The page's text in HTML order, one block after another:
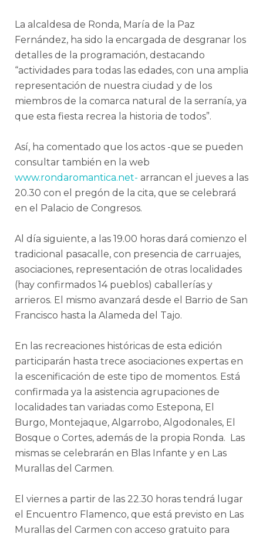
La alcaldesa de Ronda, María de la Paz
Fernández, ha sido la encargada de desgranar los
detalles de la programación, destacando
“actividades para todas las edades, con una amplia
representación de nuestra ciudad y de los
miembros de la comarca natural de la serranía, ya
que esta fiesta recrea la historia de todos”.
Así, ha comentado que los actos -que se pueden
consultar también en la web
www.rondaromantica.net- arrancan el jueves a las
20.30 con el pregón de la cita, que se celebrará
en el Palacio de Congresos.
Al día siguiente, a las 19.00 horas dará comienzo el
tradicional pasacalle, con presencia de carruajes,
asociaciones, representación de otras localidades
(hay confirmados 14 pueblos) caballerías y
arrieros. El mismo avanzará desde el Barrio de San
Francisco hasta la Alameda del Tajo.
En las recreaciones históricas de esta edición
participarán hasta trece asociaciones expertas en
la escenificación de este tipo de momentos. Está
confirmada ya la asistencia agrupaciones de
localidades tan variadas como Estepona, El
Burgo, Montejaque, Algarrobo, Algodonales, El
Bosque o Cortes, además de la propia Ronda. Las
mismas se celebrarán en Blas Infante y en Las
Murallas del Carmen.
El viernes a partir de las 22.30 horas tendrá lugar
el Encuentro Flamenco, que está previsto en Las
Murallas del Carmen con acceso gratuito para